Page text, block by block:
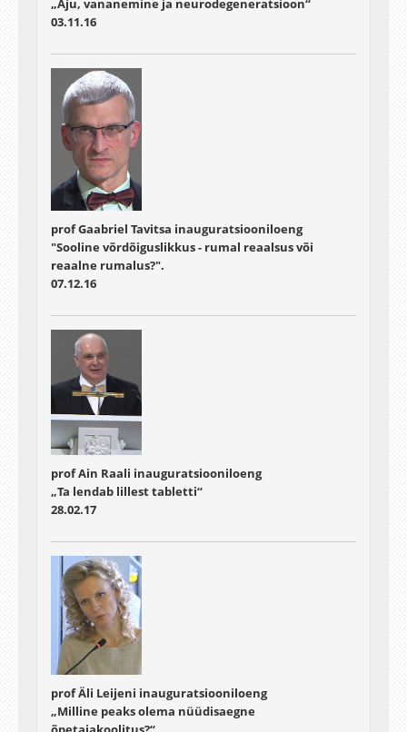
„Aju, vananemine ja neurodegeneratsioon“
03.11.16
prof Gaabriel Tavitsa inauguratsiooniloeng
"Sooline võrdõiguslikkus - rumal reaalsus või
reaalne rumalus?".
07.12.16
prof Ain Raali inauguratsiooniloeng
„Ta lendab lillest tabletti“
28.02.17
prof Äli Leijeni inauguratsiooniloeng
„Milline peaks olema nüüdisaegne